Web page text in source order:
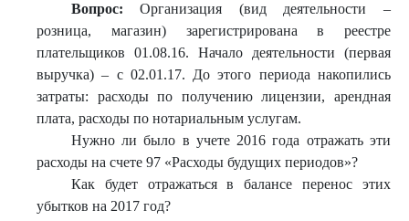
Вопрос: Организация (вид деятельности –
розница, магазин) зарегистрирована в реестре
плательщиков 01.08.16. Начало деятельности (первая
выручка) – с 02.01.17. До этого периода накопились
затраты: расходы по получению лицензии, арендная
плата, расходы по нотариальным услугам.
Нужно ли было в учете 2016 года отражать эти
расходы на счете 97 «Расходы будущих периодов»?
Как будет отражаться в балансе перенос этих
убытков на 2017 год?